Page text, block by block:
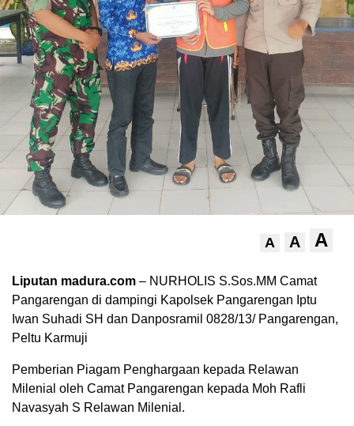
A A A
Liputan madura.com – NURHOLIS S.Sos.MM Camat
Pangarengan di dampingi Kapolsek Pangarengan Iptu
Iwan Suhadi SH dan Danposramil 0828/13/ Pangarengan,
Peltu Karmuji
Pemberian Piagam Penghargaan kepada Relawan
Milenial oleh Camat Pangarengan kepada Moh Rafli
Navasyah S Relawan Milenial.